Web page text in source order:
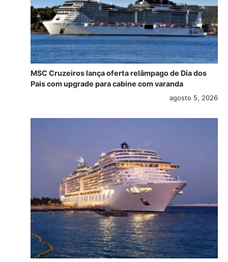
MSC Cruzeiros lança oferta relâmpago de Dia dos
Pais com upgrade para cabine com varanda
agosto 5, 2026